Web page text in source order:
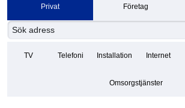
Privat Företag
TV Telefoni Installation Internet
Omsorgstjänster